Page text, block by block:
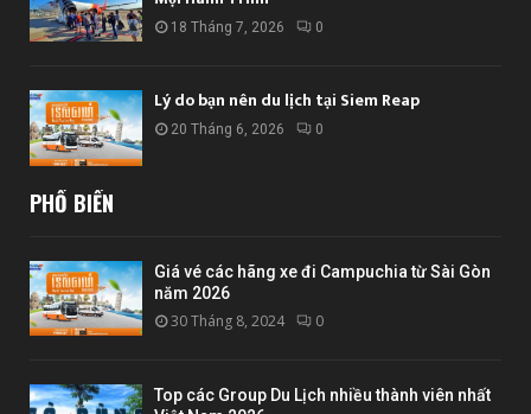
18 Tháng 7, 2026 0
Lý do bạn nên du lịch tại Siem Reap
20 Tháng 6, 2026 0
PHỔ BIẾN
Giá vé các hãng xe đi Campuchia từ Sài Gòn
năm 2026
30 Tháng 8, 2024 0
Top các Group Du Lịch nhiều thành viên nhất